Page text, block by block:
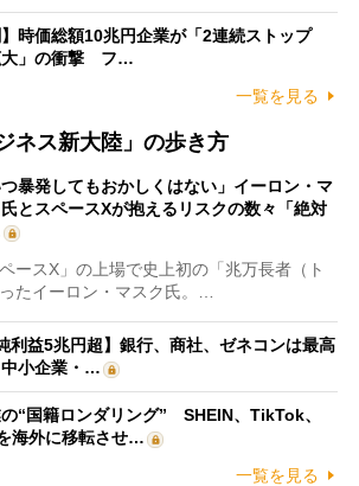
】時価総額10兆円企業が「2連続ストップ
大」の衝撃 フ…
一覧を見る
ネス新大陸」の歩き方
つ暴発してもおかしくはない」イーロン・マ
とスペースXが抱えるリスクの数々「絶対
ースX」の上場で史上初の「兆万長者（ト
たイーロン・マスク氏。…
利益5兆円超】銀行、商社、ゼネコンは最高
小企業・…
“国籍ロンダリング” SHEIN、TikTok、
海外に移転させ…
一覧を見る